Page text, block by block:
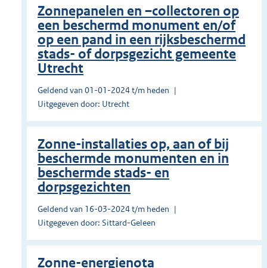
Zonnepanelen en –collectoren op
een beschermd monument en/of
op een pand in een rijksbeschermd
stads- of dorpsgezicht gemeente
Utrecht
Geldend van 01-01-2024 t/m heden
Uitgegeven door: Utrecht
Zonne-installaties op, aan of bij
beschermde monumenten en in
beschermde stads- en
dorpsgezichten
Geldend van 16-03-2024 t/m heden
Uitgegeven door: Sittard-Geleen
Zonne-energienota